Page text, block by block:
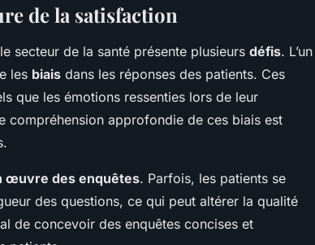
de la satisfaction
secteur de la santé présente plusieurs défis. L’un
les biais dans les réponses des patients. Ces
que les émotions ressenties lors de leur
compréhension approfondie de ces biais est
œuvre des enquêtes. Parfois, les patients se
des questions, ce qui peut altérer la qualité
de concevoir des enquêtes concises et